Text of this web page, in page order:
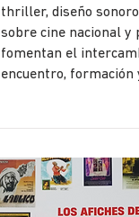
thriller, diseño
sobre cine nacional y
fomentan el
encuentro, formación